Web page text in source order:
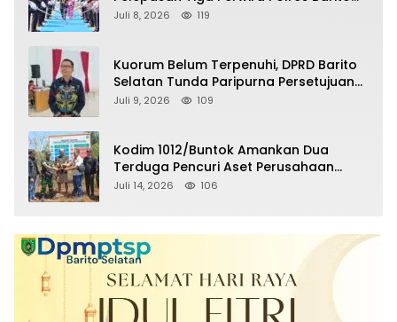
Selatan Masuki Masa Pensiun
Juli 8, 2026 119
Kuorum Belum Terpenuhi, DPRD Barito
Selatan Tunda Paripurna Persetujuan
Raperda Pertanggungjawaban APBD
Juli 9, 2026 109
Kodim 1012/Buntok Amankan Dua
Terduga Pencuri Aset Perusahaan
Sitaan Satgas PKH, Satu Paket Diduga
Juli 14, 2026 106